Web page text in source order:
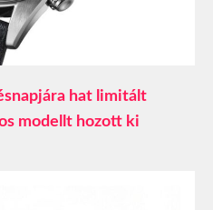
hat limitált
modellt hozott ki